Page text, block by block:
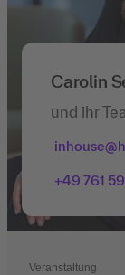
Carolin
und ihr
+49 761
Veranstaltung